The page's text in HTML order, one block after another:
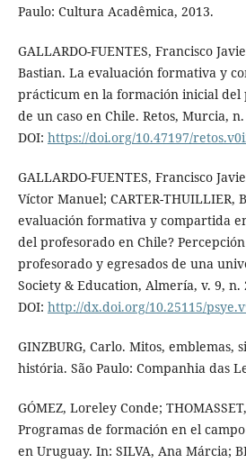
Paulo: Cultura Acadêmica, 2013.
GALLARDO-FUENTES, Francisco
Bastian. La evaluación formativa y
prácticum en la formación inicial del
de un caso en Chile. Retos, Murcia,
DOI: https://doi.org/10.47197/
GALLARDO-FUENTES, Francisco
Víctor Manuel; CARTER-THUILLIER,
evaluación formativa y compartida
del profesorado en Chile?
profesorado y egresados de una
Society & Education, Almería, v. 9, n.
DOI: http://dx.doi.org/10.25115/
GINZBURG, Carlo. Mitos, emblemas,
história. São Paulo: Companhia das
GÓMEZ, Loreley Conde;
Programas de formación en el
en Uruguay. In: SILVA, Ana Márcia;